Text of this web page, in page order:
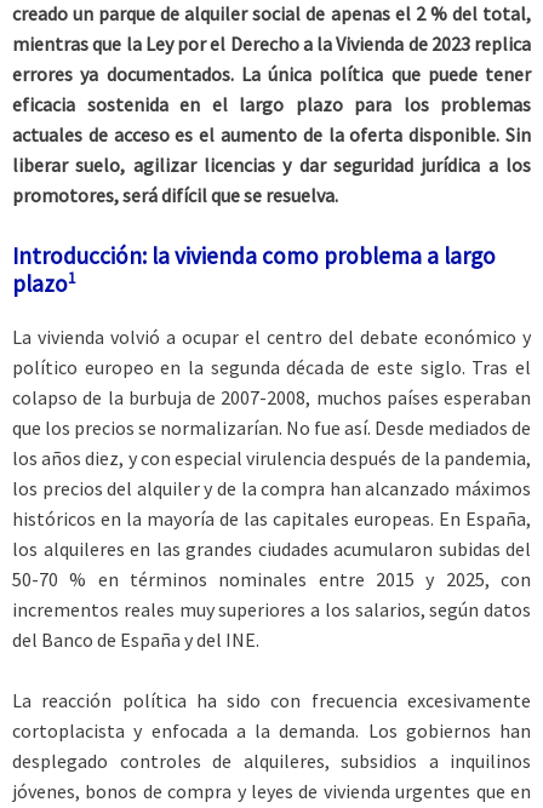
creado un parque de alquiler social de apenas el 2 % del total,
mientras que la Ley por el Derecho a la Vivienda de 2023 replica
errores ya documentados. La única política que puede tener
eficacia sostenida en el largo plazo para los problemas
actuales de acceso es el aumento de la oferta disponible. Sin
liberar suelo, agilizar licencias y dar seguridad jurídica a los
promotores, será difícil que se resuelva.
Introducción: la vivienda como problema a largo
plazo1
La vivienda volvió a ocupar el centro del debate económico y
político europeo en la segunda década de este siglo. Tras el
colapso de la burbuja de 2007-2008, muchos países esperaban
que los precios se normalizarían. No fue así. Desde mediados de
los años diez, y con especial virulencia después de la pandemia,
los precios del alquiler y de la compra han alcanzado máximos
históricos en la mayoría de las capitales europeas. En España,
los alquileres en las grandes ciudades acumularon subidas del
50-70 % en términos nominales entre 2015 y 2025, con
incrementos reales muy superiores a los salarios, según datos
del Banco de España y del INE.
La reacción política ha sido con frecuencia excesivamente
cortoplacista y enfocada a la demanda. Los gobiernos han
desplegado controles de alquileres, subsidios a inquilinos
jóvenes, bonos de compra y leyes de vivienda urgentes que en